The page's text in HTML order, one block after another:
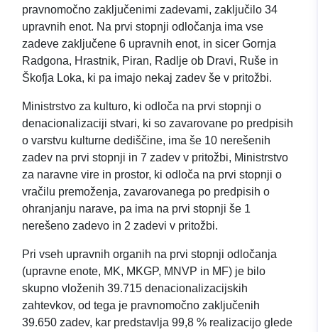
pravnomočno zaključenimi zadevami, zaključilo 34
upravnih enot. Na prvi stopnji odločanja ima vse
zadeve zaključene 6 upravnih enot, in sicer Gornja
Radgona, Hrastnik, Piran, Radlje ob Dravi, Ruše in
Škofja Loka, ki pa imajo nekaj zadev še v pritožbi.
Ministrstvo za kulturo, ki odloča na prvi stopnji o
denacionalizaciji stvari, ki so zavarovane po predpisih
o varstvu kulturne dediščine, ima še 10 nerešenih
zadev na prvi stopnji in 7 zadev v pritožbi, Ministrstvo
za naravne vire in prostor, ki odloča na prvi stopnji o
vračilu premoženja, zavarovanega po predpisih o
ohranjanju narave, pa ima na prvi stopnji še 1
nerešeno zadevo in 2 zadevi v pritožbi.
Pri vseh upravnih organih na prvi stopnji odločanja
(upravne enote, MK, MKGP, MNVP in MF) je bilo
skupno vloženih 39.715 denacionalizacijskih
zahtevkov, od tega je pravnomočno zaključenih
39.650 zadev, kar predstavlja 99,8 % realizacijo glede